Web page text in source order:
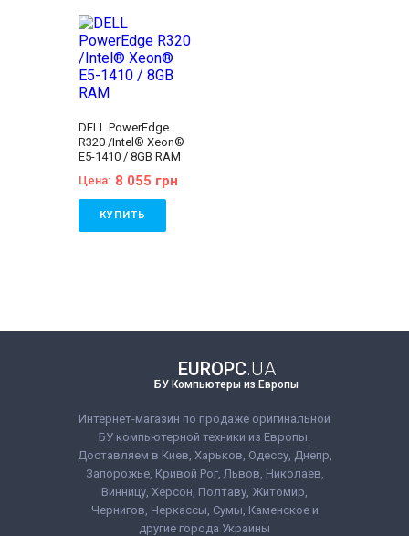
DELL PowerEdge
R320 /Intel® Xeon®
E5-1410 / 8GB RAM
Цена: 8 055 грн
КУПИТЬ
Оперативная Память:
Количество блоков
Количество ядер
Поколение
Процессора:
Xeon E5
Слотов под память: 6
Процессор: Intel®
Xeon® E5-1410
EUROPC.UA
БУ Компьютеры из Европы
Интернет-магазин по продаже оригинальной
БУ компьютерной техники из Европы.
Доставляем в Киев, Харьков, Одессу, Днепр,
Запорожье, Кривой Рог, Львов, Николаев,
Винницу, Херсон, Полтаву, Житомир,
Чернигов, Черкассы, Сумы, Каменское и
другие города Украины